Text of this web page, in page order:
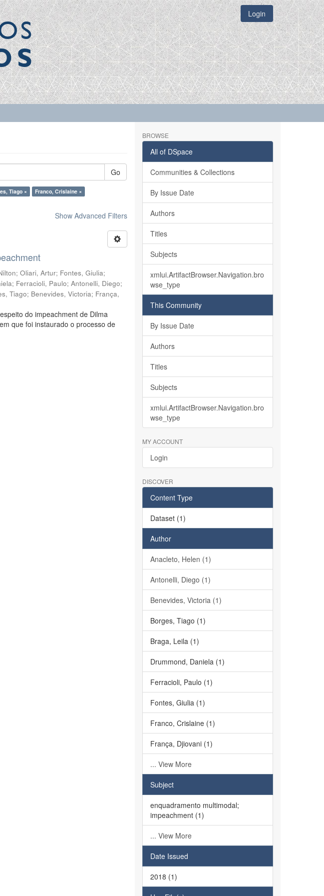
Login
Go
Tiago ×
Franco, Crislaine ×
Show Advanced Filters
;Oliari, Artur; Fontes, Giulia;
; Ferracioli, Paulo;Antonelli, Diego;
Tiago; Benevides, Victoria; França,
do impeachment de Dilma
que foi instaurado o processo de
BROWSE
All of DSpace
Communities & Collections
By Issue Date
Authors
Titles
Subjects
xmlui.ArtifactBrowser.Navigation.bro
wse_type
This Community
By Issue Date
Authors
Titles
Subjects
xmlui.ArtifactBrowser.Navigation.bro
wse_type
MY ACCOUNT
Login
DISCOVER
Content Type
Dataset (1)
Author
Anacleto, Helen (1)
Antonelli, Diego (1)
Benevides, Victoria (1)
Borges, Tiago (1)
Braga, Leila (1)
Drummond, Daniela (1)
Ferracioli, Paulo (1)
Fontes, Giulia (1)
Franco, Crislaine (1)
França, Djiovani (1)
... View More
Subject
enquadramento multimodal;
impeachment (1)
... View More
Date Issued
2018 (1)